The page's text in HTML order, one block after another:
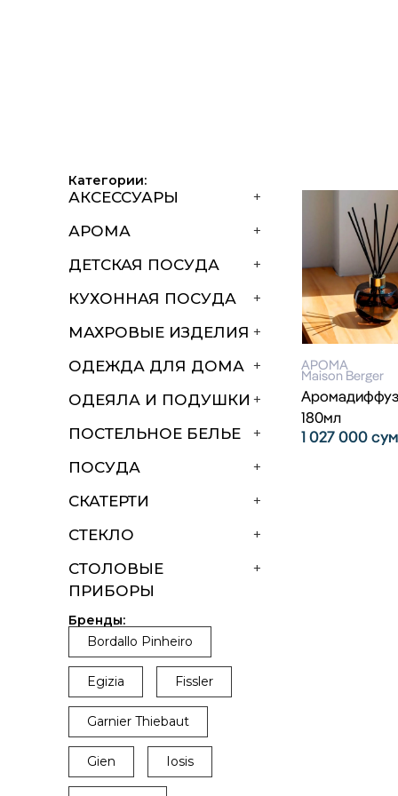
Категории:
+
АКСЕССУАРЫ
+
АРОМА
+
ДЕТСКАЯ ПОСУДА
+
КУХОННАЯ ПОСУДА
+
МАХРОВЫЕ ИЗДЕЛИЯ
+
ОДЕЖДА ДЛЯ ДОМА
+
ОДЕЯЛА И ПОДУШКИ
+
ПОСТЕЛЬНОЕ БЕЛЬЕ
+
ПОСУДА
+
СКАТЕРТИ
+
СТЕКЛО
+
СТОЛОВЫЕ
ПРИБОРЫ
Бренды:
Bordallo Pinheiro
Egizia Fissler
Garnier Thiebaut
Gien Iosis
АРОМА
Maison Berger
180мл
1 027 000